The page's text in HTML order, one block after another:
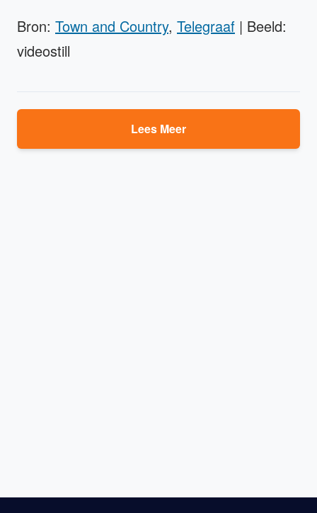
Bron: Town and Country, Telegraaf | Beeld:
videostill
Lees Meer